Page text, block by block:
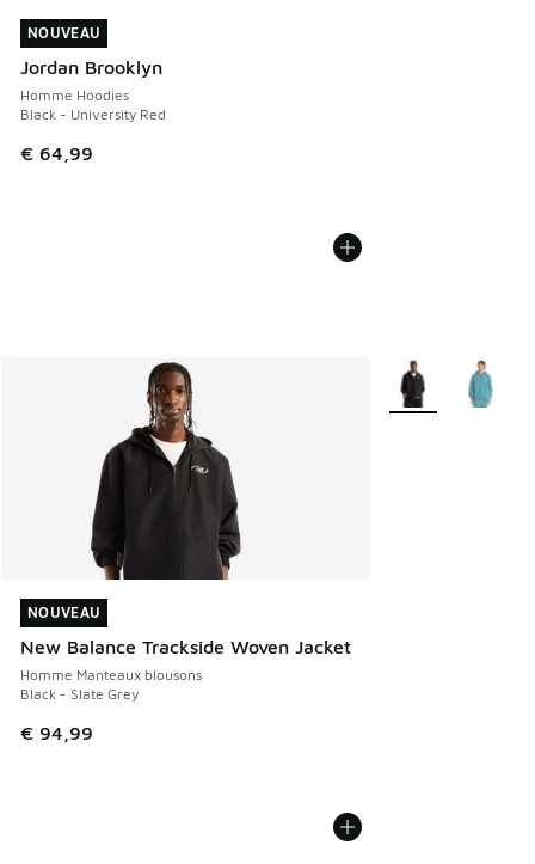
NOUVEAU
Jordan Brooklyn
Homme Hoodies
Black - University Red
€ 64,99
NOUVEAU
NOUVEAU
New Balance Trackside Woven Jacket
Homme Manteaux blousons
Black - Slate Grey
€ 94,99
NOUVEAU
Plus de couleurs